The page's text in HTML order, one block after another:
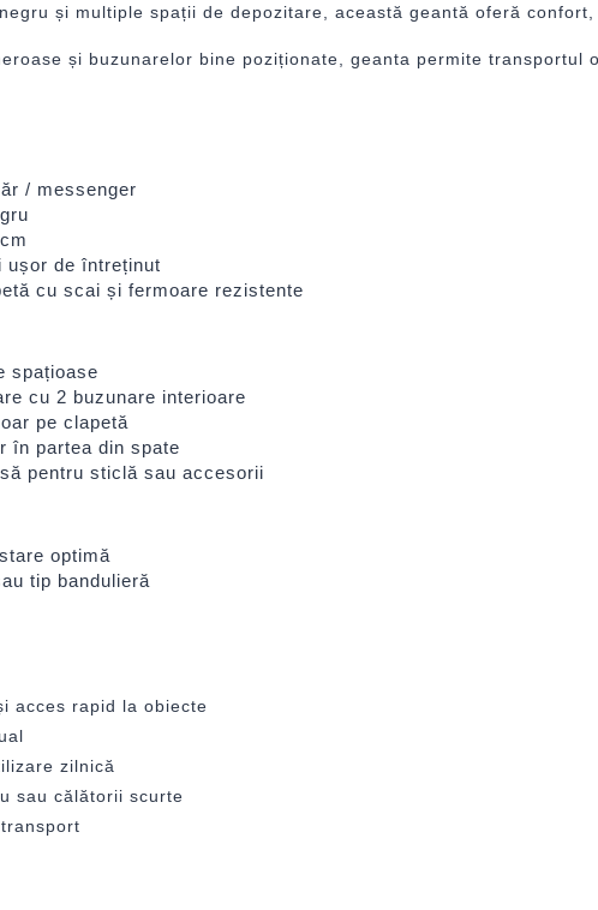
și multiple spații de depozitare, această geantă oferă
și buzunarelor bine poziționate, geanta permite
/ messenger
de întreținut
cu scai și fermoare rezistente
spațioase
cu 2 buzunare interioare
pe clapetă
în partea din spate
pentru sticlă sau accesorii
optimă
tip bandulieră
acces rapid la obiecte
zilnică
sau călătorii scurte